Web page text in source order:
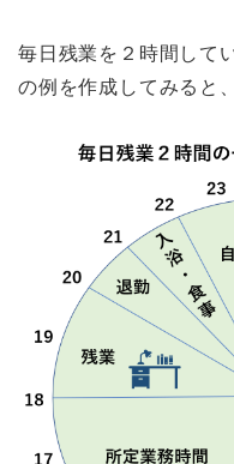
毎日残業を２時間して
の例を作成してみると